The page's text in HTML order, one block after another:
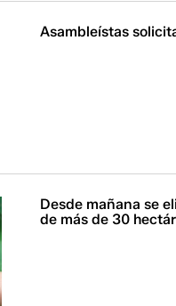
Asambleístas
Desde mañana se
de más de 30